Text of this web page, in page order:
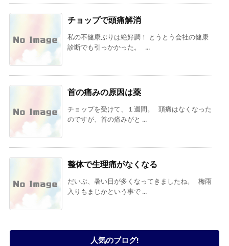
チョップで頭痛解消
私の不健康ぶりは絶好調！ とうとう会社の健康
診断でも引っかかった。 ...
首の痛みの原因は薬
チョップを受けて、１週間。 頭痛はなくなった
のですが、首の痛みがと ...
整体で生理痛がなくなる
だいぶ、暑い日が多くなってきましたね。 梅雨
入りもまじかという事で ...
人気のブログ!